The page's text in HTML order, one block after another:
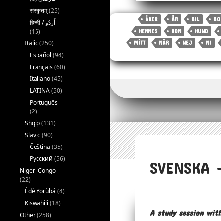
bo
ok
tt
er
ai
l
ÅKER ÅR BIL
HENNES
HON HUND
MÍTT
NÄR NEJ NI
A study session
संस्कृतम्(25)
(15)
Italic(250)
Español (94)
Français(60)
Italiano(45)
LATINA(50)
Português
(2)
Shqip(131)
Slavic(90)
Čeština (35)
Русский (56)
Niger–Congo
(22)
Èdè Yorùbá (4)
Kiswahili (18)
Other(258)